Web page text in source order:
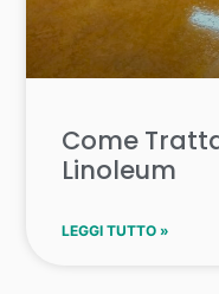
Come
Linoleum
LEGGI TUTTO »